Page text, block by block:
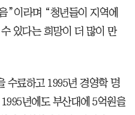
”이라며 “청년들이 지역에
있다는 희망이 더 많이 만
수료하고 1995년 경영학 명
년에도 부산대에 5억원을